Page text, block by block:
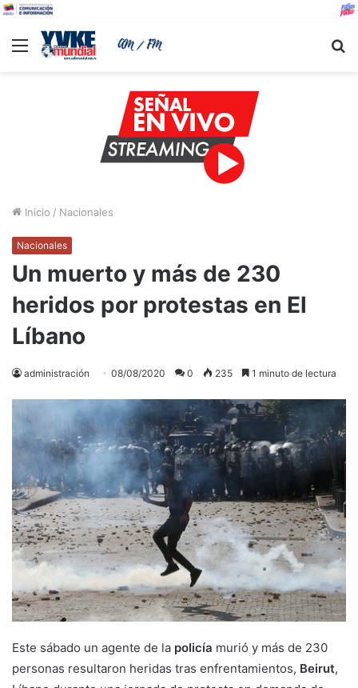
Menu
Inicio / Nacionales
Nacionales
Un muerto y más de 230
heridos por protestas en El
Líbano
administración 08/08/2020 0 235 1 minuto de lectura
Este sábado un agente de la policía murió y más de 230
personas resultaron heridas tras enfrentamientos, Beirut,